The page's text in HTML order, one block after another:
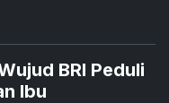
BRI Peduli
Ibu